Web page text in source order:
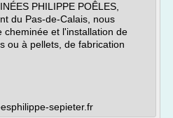
PHILIPPE POÊLES,
du Pas-de-Calais, nous
cheminée et l'installation de
ou à pellets, de fabrication
sepieter.fr